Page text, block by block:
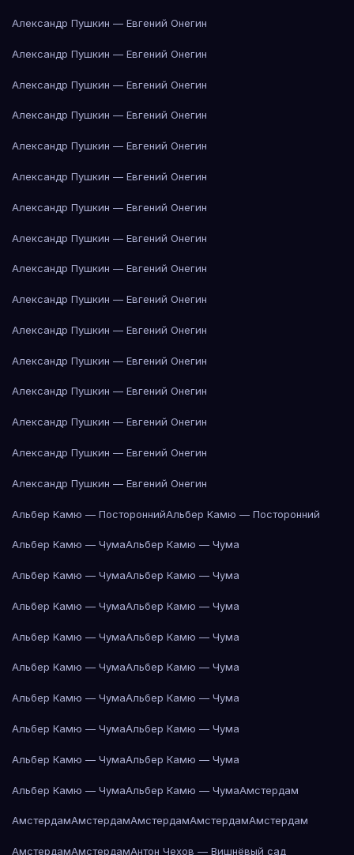
Александр Пушкин — Евгений Онегин
Александр Пушкин — Евгений Онегин
Александр Пушкин — Евгений Онегин
Александр Пушкин — Евгений Онегин
Александр Пушкин — Евгений Онегин
Александр Пушкин — Евгений Онегин
Александр Пушкин — Евгений Онегин
Александр Пушкин — Евгений Онегин
Александр Пушкин — Евгений Онегин
Александр Пушкин — Евгений Онегин
Александр Пушкин — Евгений Онегин
Александр Пушкин — Евгений Онегин
Александр Пушкин — Евгений Онегин
Александр Пушкин — Евгений Онегин
Александр Пушкин — Евгений Онегин
Александр Пушкин — Евгений Онегин
Альбер Камю — ПостороннийАльбер Камю — Посторонний
Альбер Камю — ЧумаАльбер Камю — Чума
Альбер Камю — ЧумаАльбер Камю — Чума
Альбер Камю — ЧумаАльбер Камю — Чума
Альбер Камю — ЧумаАльбер Камю — Чума
Альбер Камю — ЧумаАльбер Камю — Чума
Альбер Камю — ЧумаАльбер Камю — Чума
Альбер Камю — ЧумаАльбер Камю — Чума
Альбер Камю — ЧумаАльбер Камю — Чума
Альбер Камю — ЧумаАльбер Камю — ЧумаАмстердам
АмстердамАмстердамАмстердамАмстердамАмстердам
АмстердамАмстердамАнтон Чехов — Вишнёвый сад